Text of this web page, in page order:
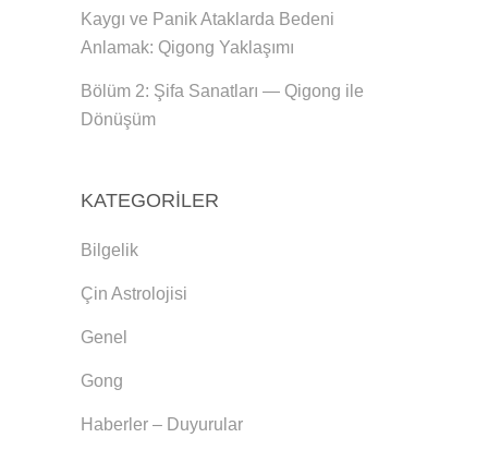
Kaygı ve Panik Ataklarda Bedeni
Anlamak: Qigong Yaklaşımı
Bölüm 2: Şifa Sanatları — Qigong ile
Dönüşüm
KATEGORILER
Bilgelik
Çin Astrolojisi
Genel
Gong
Haberler – Duyurular